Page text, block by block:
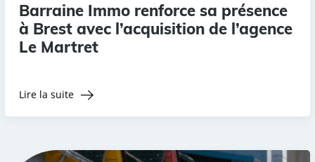
Barraine Immo renforce sa présence
à Brest avec l’acquisition de l’agence
Le Martret
Lire la suite